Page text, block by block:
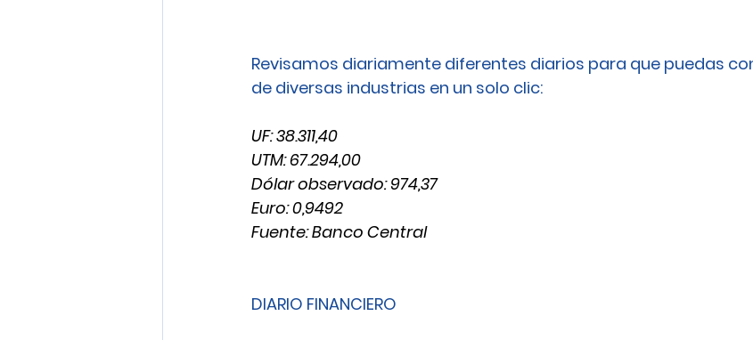
Revisamos diariamente diferentes diarios para que puedas
de diversas industrias en un solo clic:
UF: 38.311,40
UTM: 67.294,00
Dólar observado: 974,37
Euro: 0,9492
Fuente: Banco Central
DIARIO FINANCIERO